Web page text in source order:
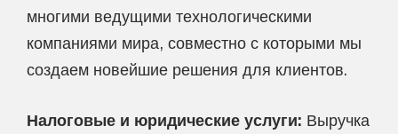
многими ведущими технологическими
компаниями мира, совместно с которыми мы
создаем новейшие решения для клиентов.
Налоговые и юридические услуги: Выручка